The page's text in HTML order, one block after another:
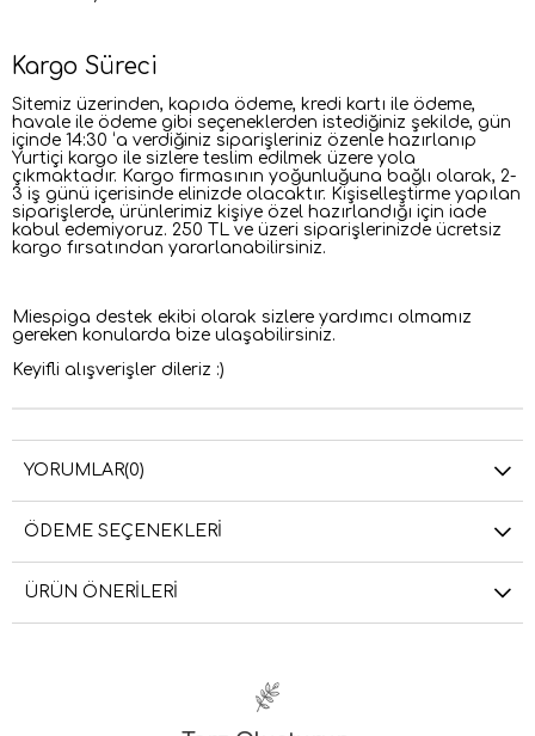
Kargo Süreci
Sitemiz üzerinden, kapıda ödeme, kredi kartı ile ödeme,
havale ile ödeme gibi seçeneklerden istediğiniz şekilde, gün
içinde 14:30 ‘a verdiğiniz siparişleriniz özenle hazırlanıp
Yurtiçi kargo ile sizlere teslim edilmek üzere yola
çıkmaktadır. Kargo firmasının yoğunluğuna bağlı olarak, 2-
3 iş günü içerisinde elinizde olacaktır. Kişiselleştirme yapılan
siparişlerde, ürünlerimiz kişiye özel hazırlandığı için iade
kabul edemiyoruz. 250 TL ve üzeri siparişlerinizde ücretsiz
kargo fırsatından yararlanabilirsiniz.
Miespiga destek ekibi olarak sizlere yardımcı olmamız
gereken konularda bize ulaşabilirsiniz.
Keyifli alışverişler dileriz :)
YORUMLAR(0)
ÖDEME SEÇENEKLERI
ÜRÜN ÖNERILERI